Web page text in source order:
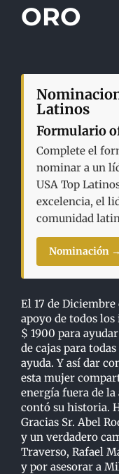
ORO
Latinos
Formulario
Complete el
nominar a un
USA Top
excelencia, el
comunidad
Nominación →
El 17 de
apoyo de todos
$ 1900 para
de cajas para
ayuda. Y así dar
esta mujer
energía fuera de
contó su historia.
Gracias Sr. Abel
y un verdadero
Traverso, Rafael
y por asesorar a